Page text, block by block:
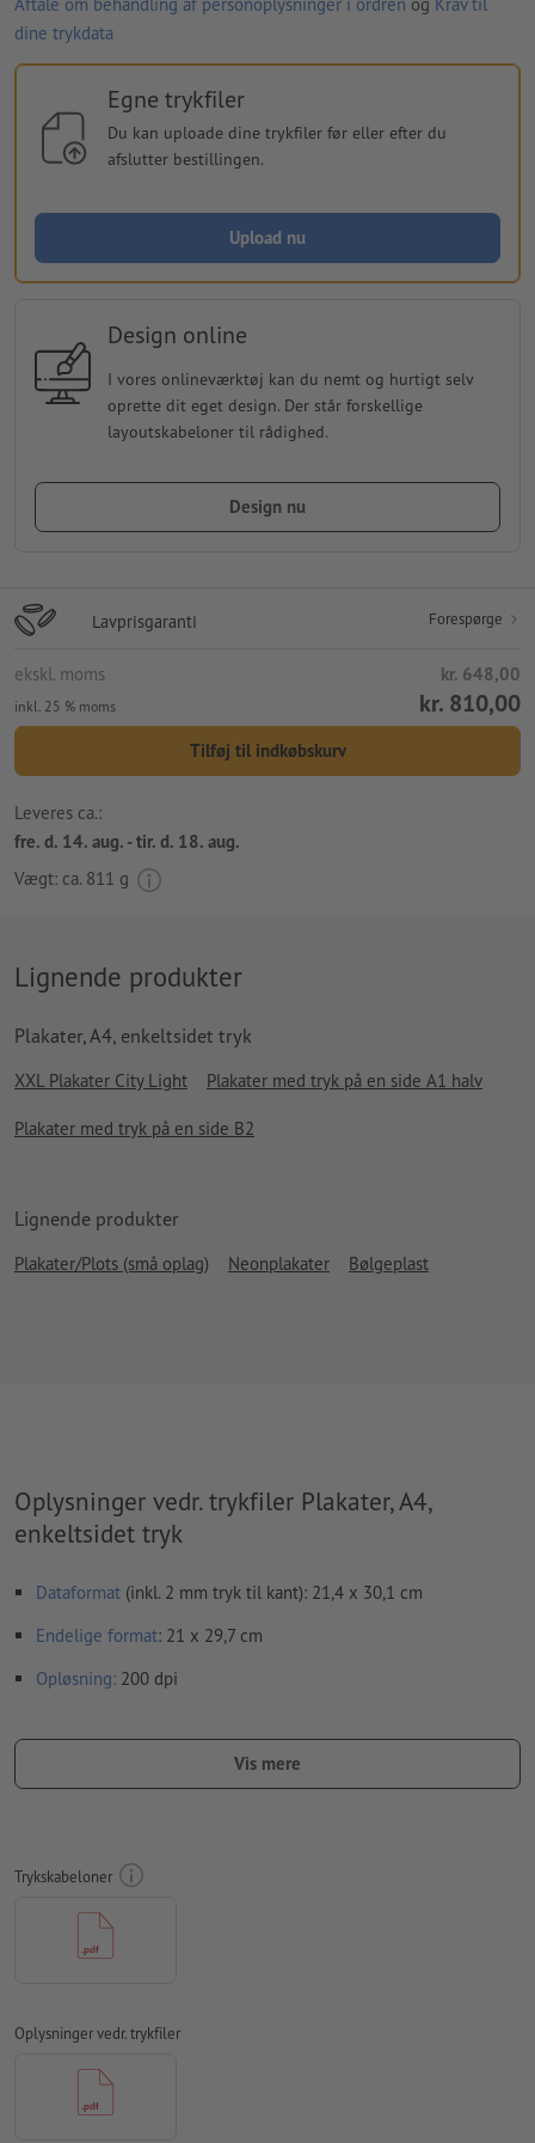
dine trykdata
Egne trykfiler
Du kan uploade dine trykfiler før eller efter du
afslutter bestillingen.
Upload nu
Design online
I vores onlineværktøj kan du nemt og hurtigt selv
oprette dit eget design. Der står forskellige
layoutskabeloner til rådighed.
Design nu
Lavprisgaranti Forespørge
ekskl. moms kr. 648,00
inkl. 25 % moms kr. 810,00
Tilføj til indkøbskurv
Leveres ca.:
fre. d. 14. aug. - tir. d. 18. aug.
Vægt: ca. 811 g
Lignende produkter
Plakater, A4, enkeltsidet tryk
XXL Plakater City Light Plakater med tryk på en side A1 halv
Plakater med tryk på en side B2
Lignende produkter
Plakater/Plots (små oplag) Neonplakater Bølgeplast
Oplysninger vedr. trykfiler Plakater, A4,
enkeltsidet tryk
Dataformat (inkl. 2 mm tryk til kant): 21,4 x 30,1 cm
Endelige format: 21 x 29,7 cm
Opløsning: 200 dpi
Skrifttyperskal integreres helt eller konverteres til kurver
papir, FOGRA52 (PSO Uncoated v3 FOGRA52) til ubestrøget
Vi kontrollerer ikke for
Kommentarer
slettes og trykkes ikke
Formularfeltets
Vis mere
Trykskabeloner
Oplysninger vedr. trykfiler